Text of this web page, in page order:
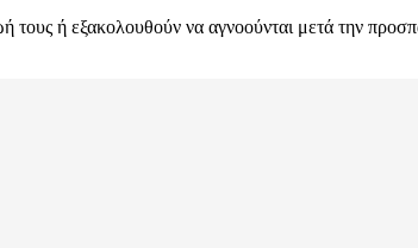
τους ή εξακολουθούν να αγνοούνται μετά την